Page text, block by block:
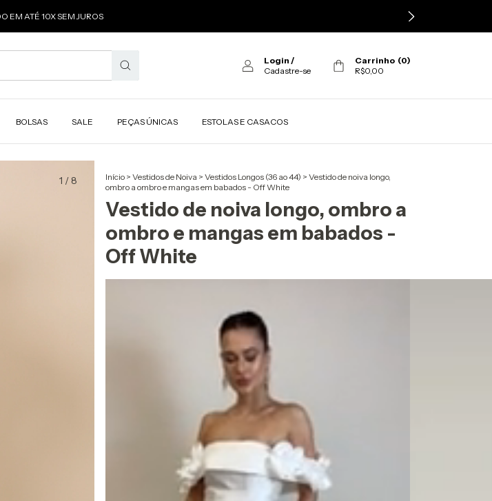
EM ATÉ 10X SEM JUROS
Login /
Cadastre-se
Carrinho (0)
R$0,00
BOLSAS SALE PEÇAS ÚNICAS ESTOLAS E CASACOS
1 / 8 Início > Vestidos de Noiva > Vestidos Longos (36 ao 44) > Vestido de noiva longo,
ombro a ombro e mangas em babados - Off White
Vestido de noiva longo, ombro a
ombro e mangas em babados -
Off White